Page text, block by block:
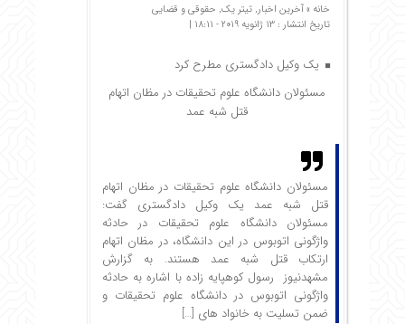
خانه »آخرین اخبار, تیتر یک, حقوقی و قضایی
تاریخ انتشار : 13 ژانویه 2019 - 18:11 |
یک وکیل دادگستری مطرح کرد
مسئولان دانشگاه علوم تحقیقات در مظان اتهام
قتل شبه عمد
مسئولان دانشگاه علوم تحقیقات در مظان اتهام
قتل شبه عمد یک وکیل دادگستری گفت:
مسئولان دانشگاه علوم تحقیقات در حادثه
واژگونی اتوبوس در این دانشگاه، در مظان اتهام
ارتکاب قتل شبه عمد هستند. به گزارش
مشهدنیوز رسول کوهپایه زاده با اشاره به حادثه
واژگونی اتوبوس در دانشگاه علوم تحقیقات و
ضمن تسلیت به خانواد های […]